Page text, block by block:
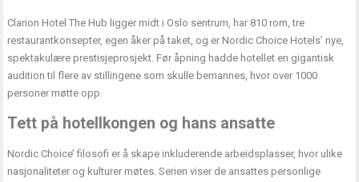
Clarion Hotel The Hub ligger midt i Oslo sentrum, har 810 rom, tre
restaurantkonsepter, egen åker på taket, og er Nordic Choice Hotels’ nye,
spektakulære prestisjeprosjekt. Før åpning hadde hotellet en gigantisk
audition til flere av stillingene som skulle bemannes, hvor over 1000
personer møtte opp.
Tett på hotellkongen og hans ansatte
Nordic Choice’ filosofi er å skape inkluderende arbeidsplasser, hvor ulike
nasjonaliteter og kulturer møtes. Serien viser de ansattes personlige